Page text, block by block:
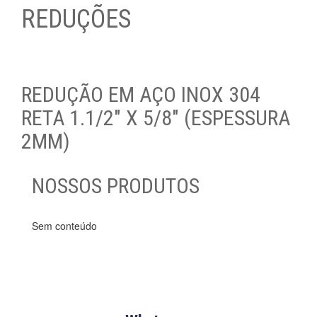
REDUÇÕES
REDUÇÃO EM AÇO INOX 304
RETA 1.1/2″ X 5/8″ (ESPESSURA
2MM)
NOSSOS PRODUTOS
Sem conteúdo